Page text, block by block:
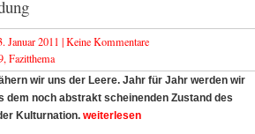
Januar 2011 |Keine Kommentare
, Fazitthema
wir uns der Leere. Jahr für Jahr werden wir
dem noch abstrakt scheinenden Zustand des
Kulturnation. weiterlesen